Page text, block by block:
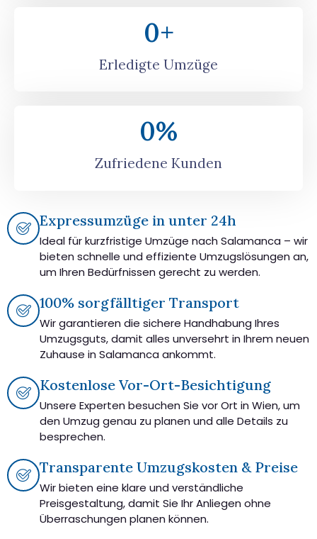
Erledigte Umzüge
0+
Zufriedene Kunden
0%
Expressumzüge in unter 24h
Ideal für kurzfristige Umzüge nach Salamanca – wir
bieten schnelle und effiziente Umzugslösungen an,
um Ihren Bedürfnissen gerecht zu werden.
100% sorgfälltiger Transport
Wir garantieren die sichere Handhabung Ihres
Umzugsguts, damit alles unversehrt in Ihrem neuen
Zuhause in Salamanca ankommt.
Kostenlose Vor-Ort-Besichtigung
Unsere Experten besuchen Sie vor Ort in Wien, um
den Umzug genau zu planen und alle Details zu
besprechen.
Transparente Umzugskosten & Preise
Wir bieten eine klare und verständliche
Preisgestaltung, damit Sie Ihr Anliegen ohne
Überraschungen planen können.